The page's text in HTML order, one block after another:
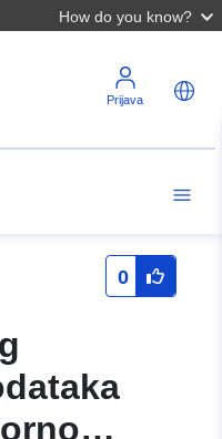
How do you know?
Prijava
0